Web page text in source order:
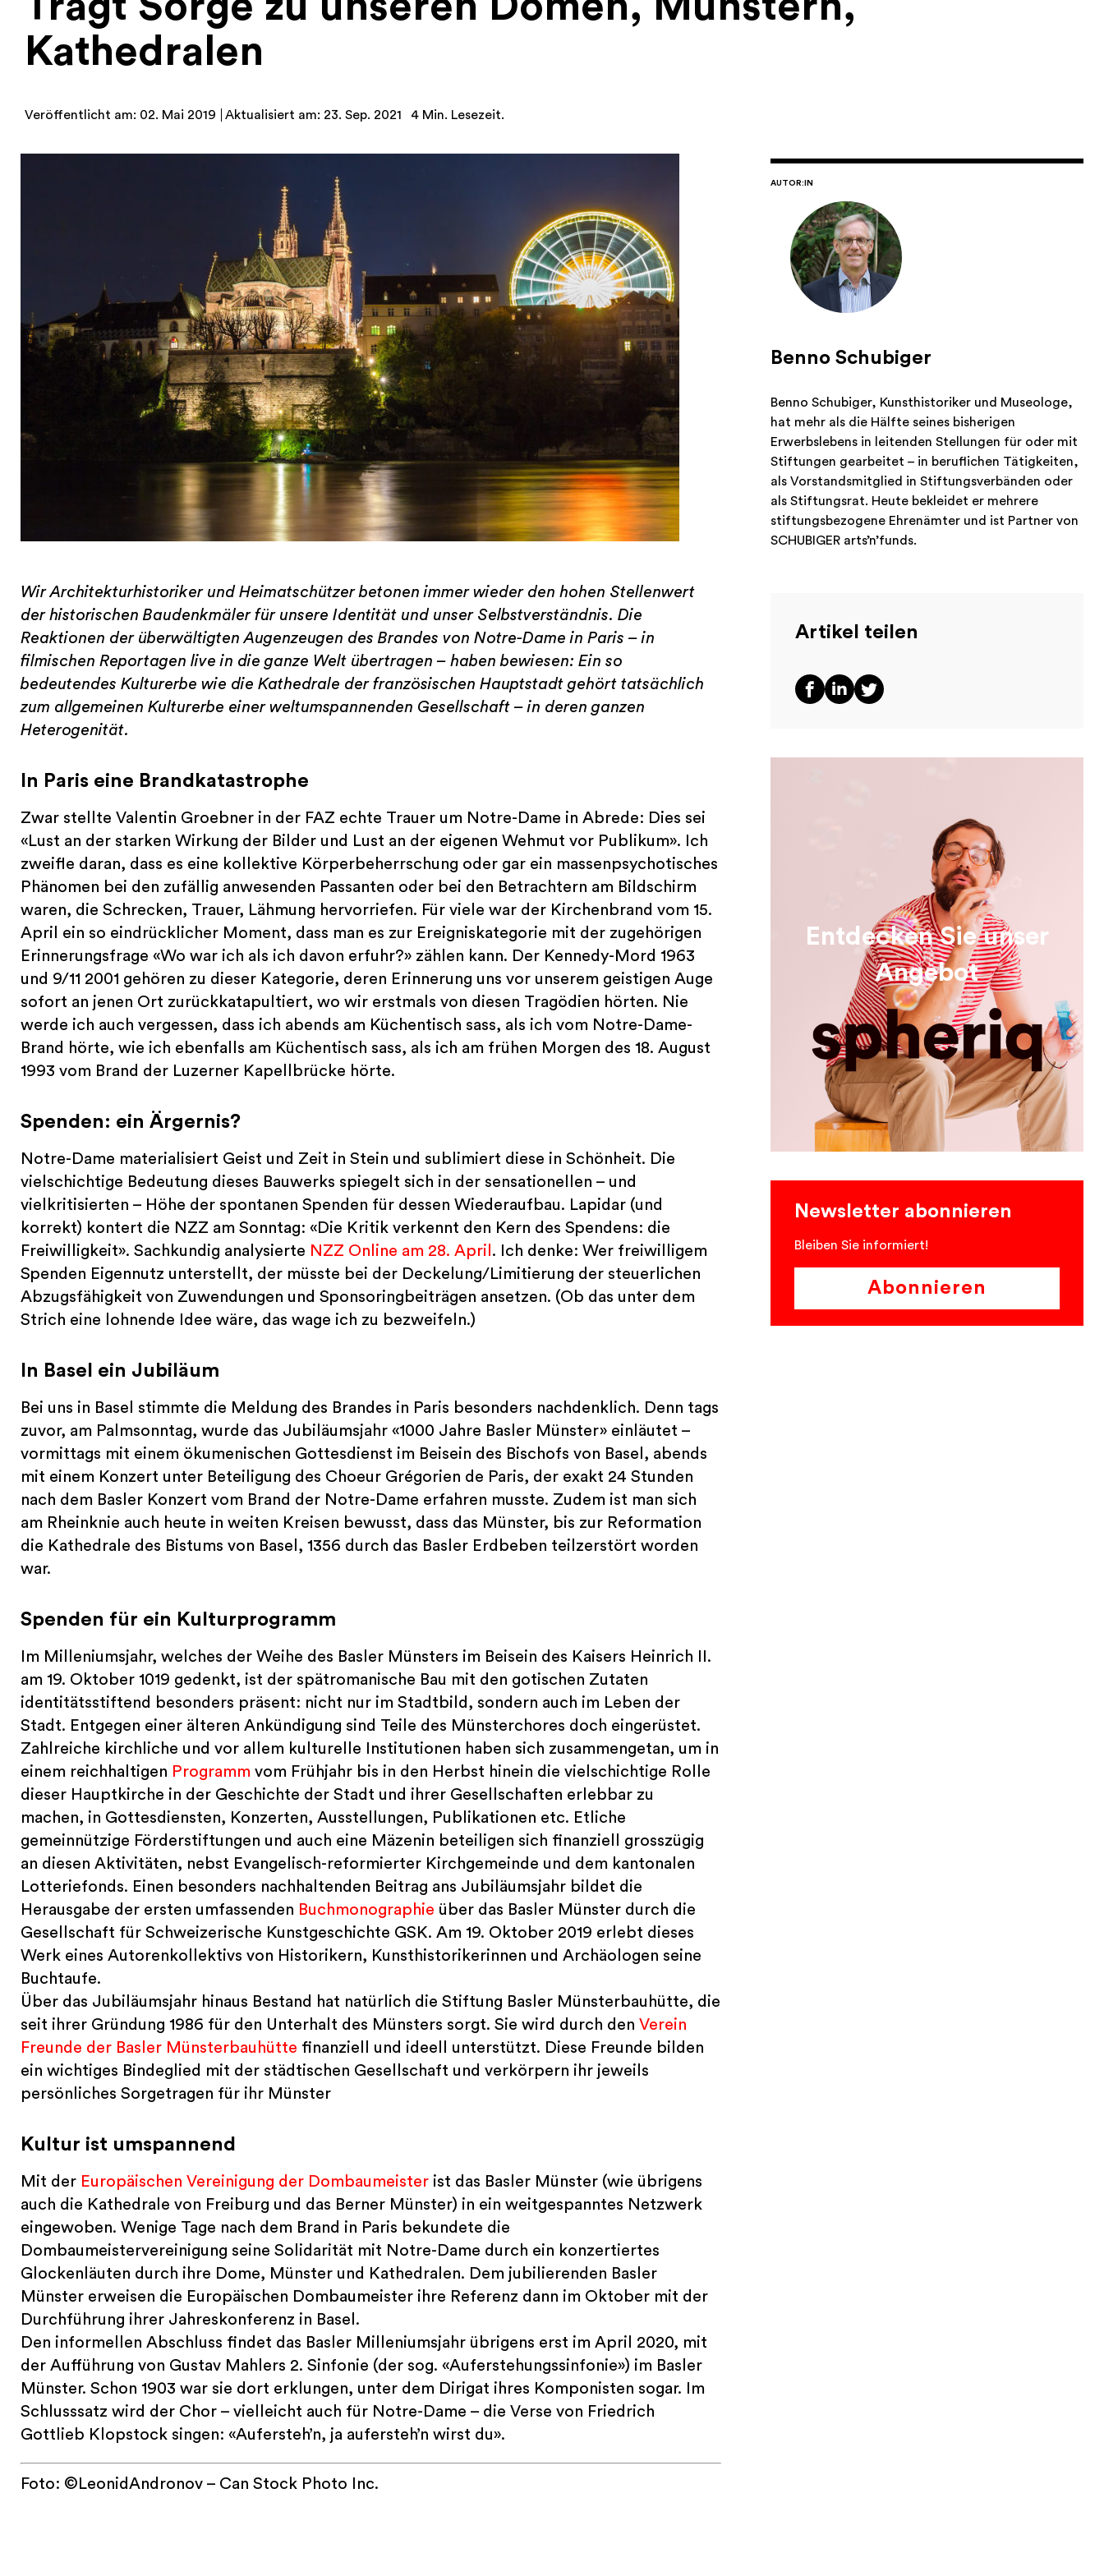
Kathedralen
Veröffentlicht am: 02. Mai 2019 Aktualisiert am: 23. Sep. 2021 4 Min. Lesezeit.
Wir Architekturhistoriker und Heimatschützer betonen immer wieder den hohen Stellenwert
der historischen Baudenkmäler für unsere Identität und unser Selbstverständnis. Die
Reaktionen der überwältigten Augenzeugen des Brandes von Notre-Dame in Paris – in
filmischen Reportagen live in die ganze Welt übertragen – haben bewiesen: Ein so
bedeutendes Kulturerbe wie die Kathedrale der französischen Hauptstadt gehört tatsächlich
zum allgemeinen Kulturerbe einer weltumspannenden Gesellschaft – in deren ganzen
Heterogenität.
In Paris eine Brandkatastrophe
Zwar stellte Valentin Groebner in der FAZ echte Trauer um Notre-Dame in Abrede: Dies sei
«Lust an der starken Wirkung der Bilder und Lust an der eigenen Wehmut vor Publikum». Ich
zweifle daran, dass es eine kollektive Körperbeherrschung oder gar ein massenpsychotisches
Phänomen bei den zufällig anwesenden Passanten oder bei den Betrachtern am Bildschirm
waren, die Schrecken, Trauer, Lähmung hervorriefen. Für viele war der Kirchenbrand vom 15.
April ein so eindrücklicher Moment, dass man es zur Ereigniskategorie mit der zugehörigen
Erinnerungsfrage «Wo war ich als ich davon erfuhr?» zählen kann. Der Kennedy-Mord 1963
und 9/11 2001 gehören zu dieser Kategorie, deren Erinnerung uns vor unserem geistigen Auge
sofort an jenen Ort zurückkatapultiert, wo wir erstmals von diesen Tragödien hörten. Nie
werde ich auch vergessen, dass ich abends am Küchentisch sass, als ich vom Notre-Dame-
Brand hörte, wie ich ebenfalls am Küchentisch sass, als ich am frühen Morgen des 18. August
1993 vom Brand der Luzerner Kapellbrücke hörte.
Spenden: ein Ärgernis?
Notre-Dame materialisiert Geist und Zeit in Stein und sublimiert diese in Schönheit. Die
vielschichtige Bedeutung dieses Bauwerks spiegelt sich in der sensationellen – und
vielkritisierten – Höhe der spontanen Spenden für dessen Wiederaufbau. Lapidar (und
korrekt) kontert die NZZ am Sonntag: «Die Kritik verkennt den Kern des Spendens: die
Freiwilligkeit». Sachkundig analysierte NZZ Online am 28. April . Ich denke: Wer freiwilligem
Spenden Eigennutz unterstellt, der müsste bei der Deckelung/Limitierung der steuerlichen
Abzugsfähigkeit von Zuwendungen und Sponsoringbeiträgen ansetzen. (Ob das unter dem
Strich eine lohnende Idee wäre, das wage ich zu bezweifeln.)
In Basel ein Jubiläum
Bei uns in Basel stimmte die Meldung des Brandes in Paris besonders nachdenklich. Denn tags
zuvor, am Palmsonntag, wurde das Jubiläumsjahr «1000 Jahre Basler Münster» einläutet –
vormittags mit einem ökumenischen Gottesdienst im Beisein des Bischofs von Basel, abends
mit einem Konzert unter Beteiligung des Choeur Grégorien de Paris, der exakt 24 Stunden
nach dem Basler Konzert vom Brand der Notre-Dame erfahren musste. Zudem ist man sich
am Rheinknie auch heute in weiten Kreisen bewusst, dass das Münster, bis zur Reformation
die Kathedrale des Bistums von Basel, 1356 durch das Basler Erdbeben teilzerstört worden
war.
Spenden für ein Kulturprogramm
Im Milleniumsjahr, welches der Weihe des Basler Münsters im Beisein des Kaisers Heinrich II.
am 19. Oktober 1019 gedenkt, ist der spätromanische Bau mit den gotischen Zutaten
identitätsstiftend besonders präsent: nicht nur im Stadtbild, sondern auch im Leben der
Stadt. Entgegen einer älteren Ankündigung sind Teile des Münsterchores doch eingerüstet.
Zahlreiche kirchliche und vor allem kulturelle Institutionen haben sich zusammengetan, um in
einem reichhaltigen Programm vom Frühjahr bis in den Herbst hinein die vielschichtige Rolle
dieser Hauptkirche in der Geschichte der Stadt und ihrer Gesellschaften erlebbar zu
machen, in Gottesdiensten, Konzerten, Ausstellungen, Publikationen etc. Etliche
gemeinnützige Förderstiftungen und auch eine Mäzenin beteiligen sich finanziell grosszügig
an diesen Aktivitäten, nebst Evangelisch-reformierter Kirchgemeinde und dem kantonalen
Lotteriefonds. Einen besonders nachhaltenden Beitrag ans Jubiläumsjahr bildet die
Herausgabe der ersten umfassenden Buchmonographie über das Basler Münster durch die
Gesellschaft für Schweizerische Kunstgeschichte GSK. Am 19. Oktober 2019 erlebt dieses
Werk eines Autorenkollektivs von Historikern, Kunsthistorikerinnen und Archäologen seine
Buchtaufe.
Über das Jubiläumsjahr hinaus Bestand hat natürlich die Stiftung Basler Münsterbauhütte, die
seit ihrer Gründung 1986 für den Unterhalt des Münsters sorgt. Sie wird durch den Verein
Freunde der Basler Münsterbauhütte finanziell und ideell unterstützt. Diese Freunde bilden
ein wichtiges Bindeglied mit der städtischen Gesellschaft und verkörpern ihr jeweils
persönliches Sorgetragen für ihr Münster
Kultur ist umspannend
Mit der Europäischen Vereinigung der Dombaumeister ist das Basler Münster (wie übrigens
auch die Kathedrale von Freiburg und das Berner Münster) in ein weitgespanntes Netzwerk
eingewoben. Wenige Tage nach dem Brand in Paris bekundete die
Dombaumeistervereinigung seine Solidarität mit Notre-Dame durch ein konzertiertes
Glockenläuten durch ihre Dome, Münster und Kathedralen. Dem jubilierenden Basler
Münster erweisen die Europäischen Dombaumeister ihre Referenz dann im Oktober mit der
Durchführung ihrer Jahreskonferenz in Basel.
Den informellen Abschluss findet das Basler Milleniumsjahr übrigens erst im April 2020, mit
der Aufführung von Gustav Mahlers 2. Sinfonie (der sog. «Auferstehungssinfonie») im Basler
Münster. Schon 1903 war sie dort erklungen, unter dem Dirigat ihres Komponisten sogar. Im
Schlusssatz wird der Chor – vielleicht auch für Notre-Dame – die Verse von Friedrich
Gottlieb Klopstock singen: «Aufersteh’n, ja aufersteh’n wirst du».
Foto: ©LeonidAndronov – Can Stock Photo Inc.
AUTOR:IN
Benno Schubiger
Benno Schubiger, Kunsthistoriker und Museologe,
hat mehr als die Hälfte seines bisherigen
Erwerbslebens in leitenden Stellungen für oder mit
Stiftungen gearbeitet – in beruflichen Tätigkeiten,
als Vorstandsmitglied in Stiftungsverbänden oder
als Stiftungsrat. Heute bekleidet er mehrere
stiftungsbezogene Ehrenämter und ist Partner von
SCHUBIGER arts’n’funds.
Artikel teilen
Entdecken Sie unser
Angebot
Newsletter abonnieren
Bleiben Sie informiert!
Abonnieren